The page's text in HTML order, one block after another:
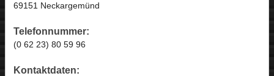
69151 Neckargemünd
Telefonnummer:
(0 62 23) 80 59 96
Kontaktdaten: